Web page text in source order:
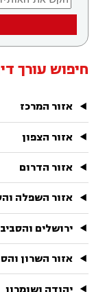
חיפוש עורך
אזור המרכז
אזור הצפון
אזור הדרום
אזור השפלה
ירושלים
אזור השרון